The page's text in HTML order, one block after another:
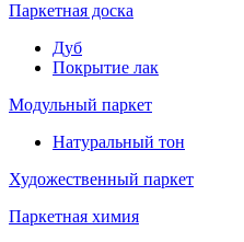
Паркетная доска
Дуб
Покрытие лак
Модульный паркет
Натуральный тон
Художественный паркет
Паркетная химия